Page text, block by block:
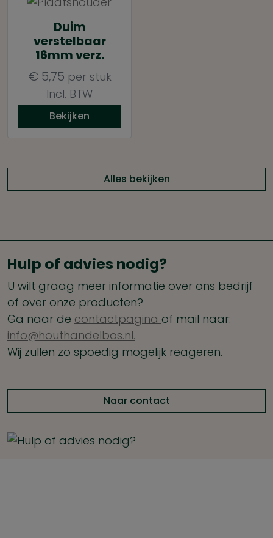
Duim
verstelbaar
16mm verz.
€ 5,75 per stuk
Incl. BTW
Bekijken
Alles bekijken
Hulp of advies nodig?
U wilt graag meer informatie over ons bedrijf
of over onze producten?
Ga naar de contactpagina of mail naar:
info@houthandelbos.nl.
Wij zullen zo spoedig mogelijk reageren.
Naar contact